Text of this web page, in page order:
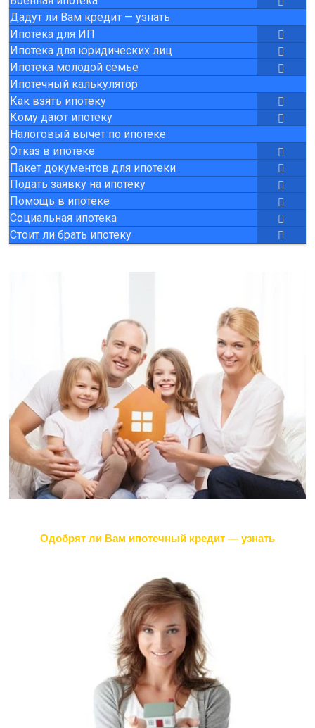
Дадут ли Вам кредит — узнать
Ипотека для ИП
Ипотека для юридических лиц
Ипотека молодой семье
Ипотечный калькулятор
Как взять ипотеку
Кому дают ипотеку
Налоговый вычет по ипотеке
Отказ в ипотеке
Пакет документов для ипотеки
Подать заявку на ипотеку
Помощь в ипотеке
Социальная ипотека
Стоит ли брать ипотеку
Одобрят ли Вам ипотечный кредит — узнать